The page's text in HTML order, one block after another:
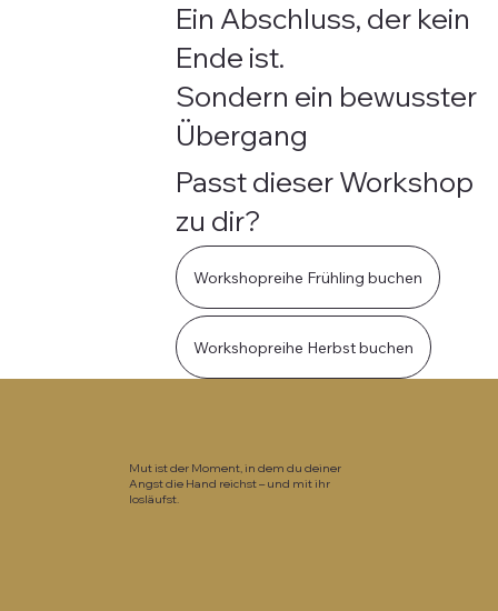
Ein Abschluss, der kein
Ende ist.
Sondern ein bewusster
Übergang
Passt dieser Workshop
zu dir?
Workshopreihe Frühling buchen
Workshopreihe Herbst buchen
Mut ist der Moment, in dem du deiner
Angst die Hand reichst – und mit ihr
losläufst.